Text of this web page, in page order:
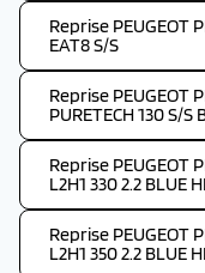
Reprise PEUGEOT
EAT8 S/S
Reprise PEUGEOT
PURETECH 130 S/S
Reprise PEUGEOT
L2H1 330 2.2 BLUE
Reprise PEUGEOT
L2H1 350 2.2 BLUE